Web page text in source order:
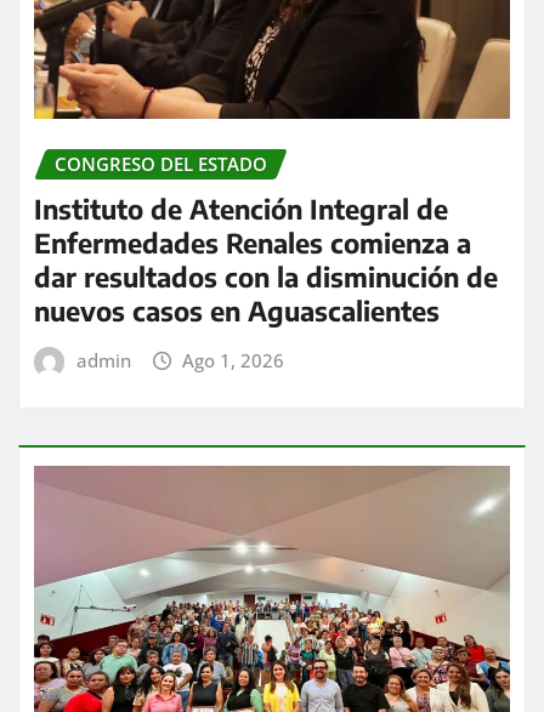
CONGRESO DEL ESTADO
Instituto de Atención Integral de
Enfermedades Renales comienza a
dar resultados con la disminución de
nuevos casos en Aguascalientes
admin Ago 1, 2026